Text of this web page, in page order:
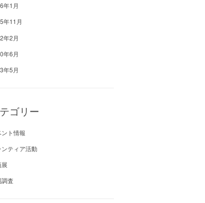
年1月
年11月
年2月
年6月
年5月
ゴリー
ント情報
ンティア活動
査